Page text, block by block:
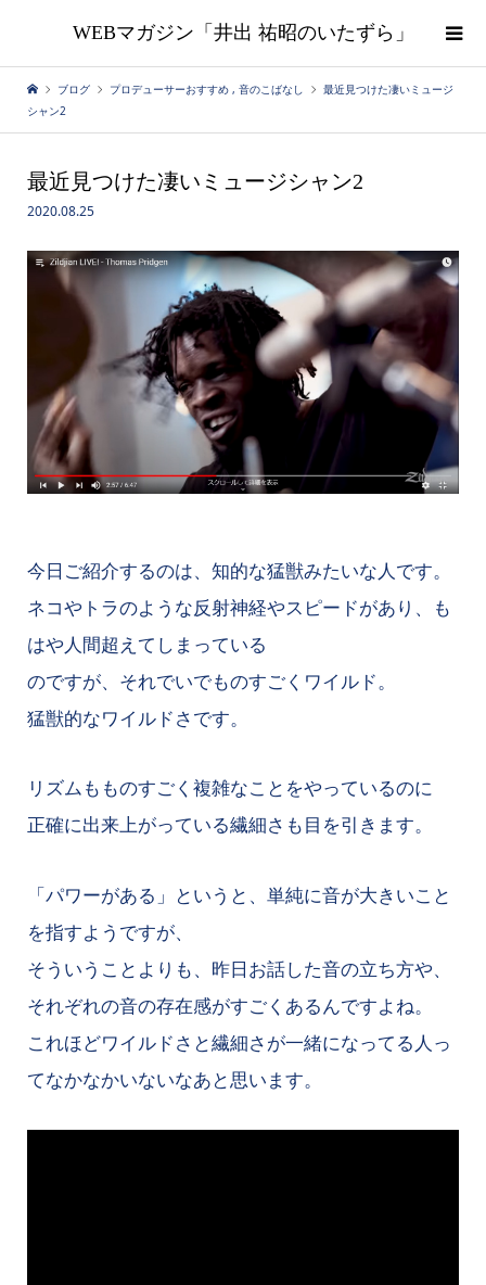
WEBマガジン「井出 祐昭のいたずら」
ブログ プロデューサーおすすめ , 音のこばなし
最近見つけた凄いミュージ
シャン2
最近見つけた凄いミュージシャン2
2020.08.25
今日ご紹介するのは、知的な猛獣みたいな人です。
ネコやトラのような反射神経やスピードがあり、も
はや人間超えてしまっている
のですが、それでいでものすごくワイルド。
猛獣的なワイルドさです。
リズムもものすごく複雑なことをやっているのに
正確に出来上がっている繊細さも目を引きます。
「パワーがある」というと、単純に音が大きいこと
を指すようですが、
そういうことよりも、昨日お話した音の立ち方や、
それぞれの音の存在感がすごくあるんですよね。
これほどワイルドさと繊細さが一緒になってる人っ
てなかなかいないなあと思います。